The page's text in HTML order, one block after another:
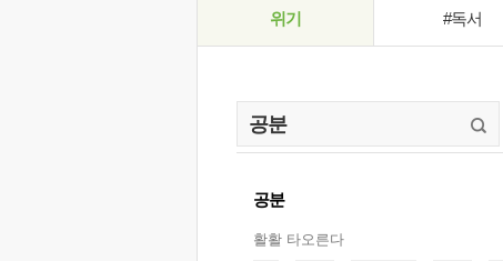
위기 #독서
공분
활활 타오른다